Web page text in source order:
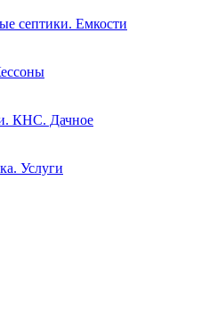
септики. Емкости
КНС. Дачное
Услуги